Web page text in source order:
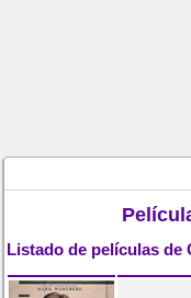
Listado de películas de